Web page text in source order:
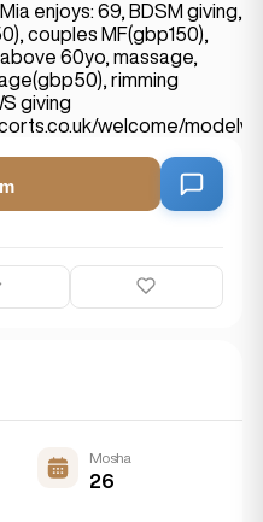
enjoys: 69, BDSM giving,
couples MF(gbp150),
60yo, massage,
rimming
giving
welcome/
Mosha
26